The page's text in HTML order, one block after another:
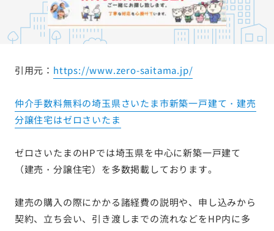
引用元： https://www.zero-saitama.jp/
仲介手数料無料の埼玉県さいたま市新築一戸建て・建売
分譲住宅はゼロさいたま
ゼロさいたまのHPでは埼玉県を中心に新築一戸建て
（建売・分譲住宅）を多数掲載しております。
建売の購入の際にかかる諸経費の説明や、申し込みから
契約、立ち会い、引き渡しまでの流れなどをHP内に多